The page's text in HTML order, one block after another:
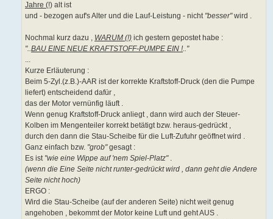
Jahre (!) alt ist
und - bezogen auf's Alter und die Lauf-Leistung - nicht "besser"wird .
Nochmal kurz dazu , WARUM (!) ich gestern gepostet habe :
"..BAU EINE NEUE KRAFTSTOFF-PUMPE EIN !.."
...
Kurze Erläuterung :
Beim 5-Zyl.(z.B.)-AAR ist der korrekte Kraftstoff-Druck (den die Pumpe
liefert) entscheidend dafür ,
das der Motor vernünfig läuft .
Wenn genug Kraftstoff-Druck anliegt , dann wird auch der Steuer-
Kolben im Mengenteiler korrekt betätigt bzw. heraus-gedrückt ,
durch den dann die Stau-Scheibe für die Luft-Zufuhr geöffnet wird .
Ganz einfach bzw. "grob"gesagt :
Es ist "wie eine Wippe auf 'nem Spiel-Platz".
(wenn die Eine Seite nicht runter-gedrückt wird , dann geht die Andere
Seite nicht hoch)
ERGO :
Wird die Stau-Scheibe (auf der anderen Seite) nicht weit genug
angehoben , bekommt der Motor keine Luft und geht AUS .